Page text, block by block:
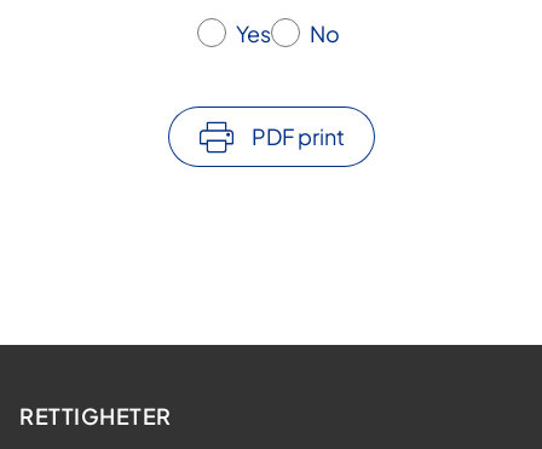
Yes No
PDF print
RETTIGHETER